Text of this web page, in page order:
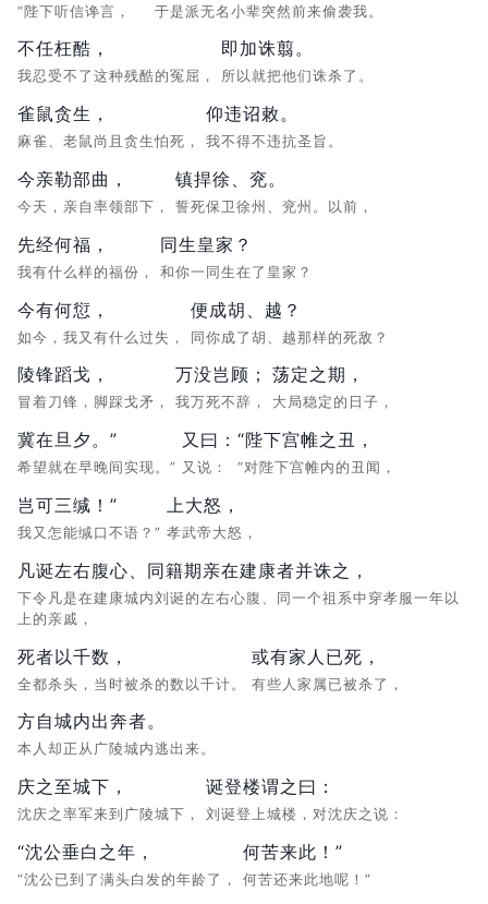
“陛下听信谗言， 于是派无名小辈突然前来偷袭我。
不任枉酷，
我忍受不了这种残酷的冤屈，
即加诛翦。
所以就把他们诛杀了。
雀鼠贪生，
麻雀、老鼠尚且贪生怕死，
仰违诏敕。
我不得不违抗圣旨。
今亲勒部曲，
今天，亲自率领部下，
镇捍徐、兖。
誓死保卫徐州、兖州。以前，
先经何福，
我有什么样的福份，
同生皇家？
和你一同生在了皇家？
今有何愆，
如今，我又有什么过失，
便成胡、越？
同你成了胡、越那样的死敌？
陵锋蹈戈，
冒着刀锋，脚踩戈矛，
万没岂顾；
我万死不辞，
荡定之期，
大局稳定的日子，
冀在旦夕。”
希望就在早晚间实现。”
又曰：
又说：
“陛下宫帷之丑，
“对陛下宫帷内的丑闻，
岂可三缄！”
我又怎能缄口不语？”
上大怒，
孝武帝大怒，
凡诞左右腹心、同籍期亲在建康者并诛之，
下令凡是在建康城内刘诞的左右心腹、同一个祖系中穿孝服一年以
上的亲戚，
死者以千数，
全都杀头，当时被杀的数以千计。
或有家人已死，
有些人家属已被杀了，
方自城内出奔者。
本人却正从广陵城内逃出来。
庆之至城下，
沈庆之率军来到广陵城下，
诞登楼谓之曰：
刘诞登上城楼，对沈庆之说：
“沈公垂白之年，
“沈公已到了满头白发的年龄了，
何苦来此！”
何苦还来此地呢！”